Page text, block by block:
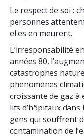
Le respect de soi :
personnes
elles en meurent.
L’irresponsabilité
années 80,
catastrophes
phénomènes
croissante de gaz à
lits d’hôpitaux
gens qui souffrent
contamination de